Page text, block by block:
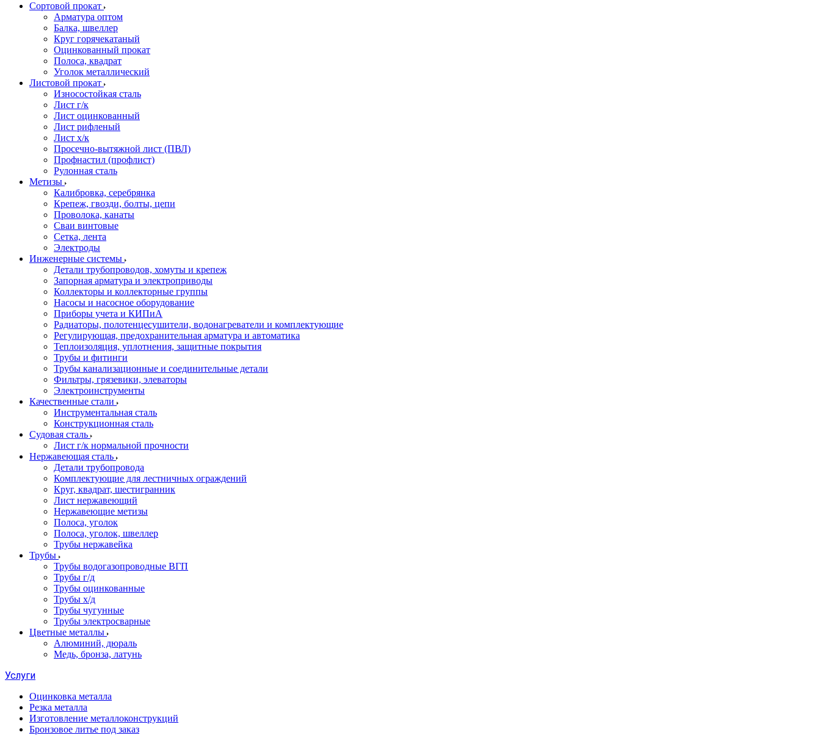
Сортовой прокат
Арматура оптом
Балка, швеллер
Круг горячекатаный
Оцинкованный прокат
Полоса, квадрат
Уголок металлический
Листовой прокат
Износостойкая сталь
Лист г/к
Лист оцинкованный
Лист рифленый
Лист х/к
Просечно-вытяжной лист (ПВЛ)
Профнастил (профлист)
Рулонная сталь
Метизы
Калибровка, серебрянка
Крепеж, гвозди, болты, цепи
Проволока, канаты
Сваи винтовые
Сетка, лента
Электроды
Инженерные системы
Детали трубопроводов, хомуты и крепеж
Запорная арматура и электроприводы
Коллекторы и коллекторные группы
Насосы и насосное оборудование
Приборы учета и КИПиА
Радиаторы, полотенцесушители, водонагреватели и комплектующие
Регулирующая, предохранительная арматура и автоматика
Теплоизоляция, уплотнения, защитные покрытия
Трубы и фитинги
Трубы канализационные и соединительные детали
Фильтры, грязевики, элеваторы
Электроинструменты
Качественные стали
Инструментальная сталь
Конструкционная сталь
Судовая сталь
Лист г/к нормальной прочности
Нержавеющая сталь
Детали трубопровода
Комплектующие для лестничных ограждений
Круг, квадрат, шестигранник
Лист нержавеющий
Нержавеющие метизы
Полоса, уголок
Полоса, уголок, швеллер
Трубы нержавейка
Трубы
Трубы водогазопроводные ВГП
Трубы г/д
Трубы оцинкованные
Трубы х/д
Трубы чугунные
Трубы электросварные
Цветные металлы
Алюминий, дюраль
Медь, бронза, латунь
Услуги
Оцинковка металла
Резка металла
Изготовление металлоконструкций
Бронзовое литье под заказ